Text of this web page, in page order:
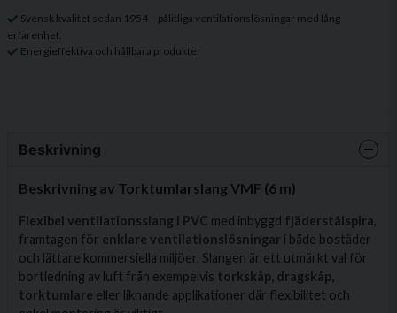
Svensk kvalitet sedan 1954 – pålitliga ventilationslösningar med lång
erfarenhet.
Energieffektiva och hållbara produkter
Beskrivning
Beskrivning av Torktumlarslang VMF (6 m)
Flexibel ventilationsslang i PVC med inbyggd fjäderstålspira
framtagen för enklare ventilationslösningar i både bostäder
och lättare kommersiella miljöer. Slangen är ett utmärkt val för
bortledning av luft från exempelvis torkskåp, dragskåp,
torktumlare eller liknande applikationer där flexibilitet och